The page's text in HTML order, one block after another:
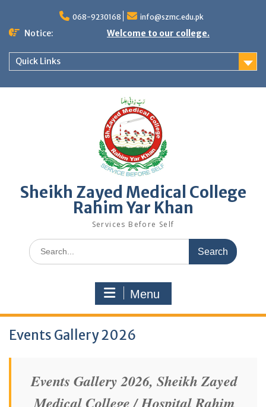
content
068-9230168 info@szmc.edu.pk
Notice: Welcome to our college.
Quick Links
Sheikh Zayed Medical College
Rahim Yar Khan
Services Before Self
Search
for:
Menu
Events Gallery 2026
Events Gallery 2026, Sheikh Zayed
Medical College / Hospital Rahim